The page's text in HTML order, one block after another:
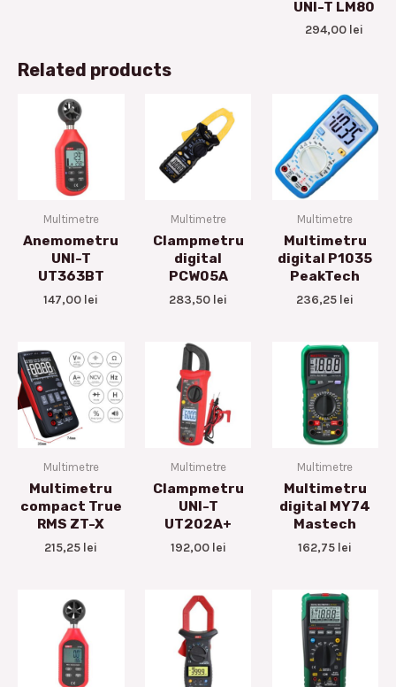
UNI-T LM80
294,00 lei
Related products
Multimetre
Anemometru
UNI-T
UT363BT
147,00 lei
Multimetre
Clampmetru
digital
PCW05A
283,50 lei
Multimetre
Multimetru
digital P1035
PeakTech
236,25 lei
Multimetre
Multimetru
compact True
RMS ZT-X
215,25 lei
Multimetre
Clampmetru
UNI-T
UT202A+
192,00 lei
Multimetre
Multimetru
digital MY74
Mastech
162,75 lei